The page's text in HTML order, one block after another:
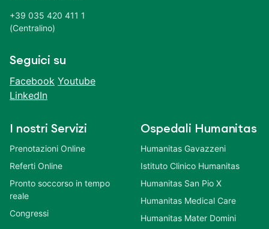
+39 035 420 411 1
(Centralino)
Seguici su
Facebook Youtube
LinkedIn
I nostri Servizi
Prenotazioni Online
Referti Online
Pronto soccorso in tempo
reale
Congressi
Ospedali Humanitas
Humanitas Gavazzeni
Istituto Clinico Humanitas
Humanitas San Pio X
Humanitas Medical Care
Humanitas Mater Domini